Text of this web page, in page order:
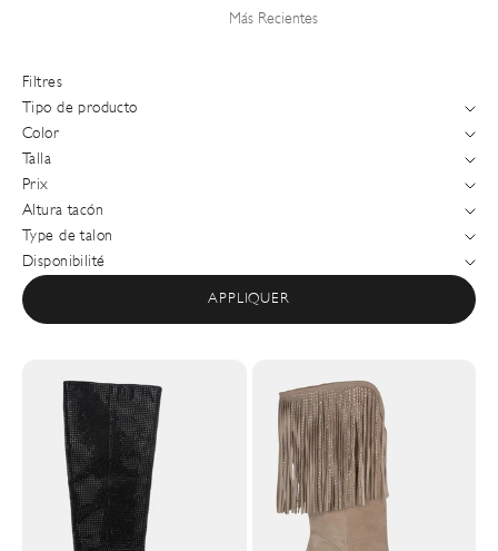
Más Recientes
Filtres
Tipo de producto
Color
Talla
Prix
Altura tacón
Type de talon
Disponibilité
APPLIQUER